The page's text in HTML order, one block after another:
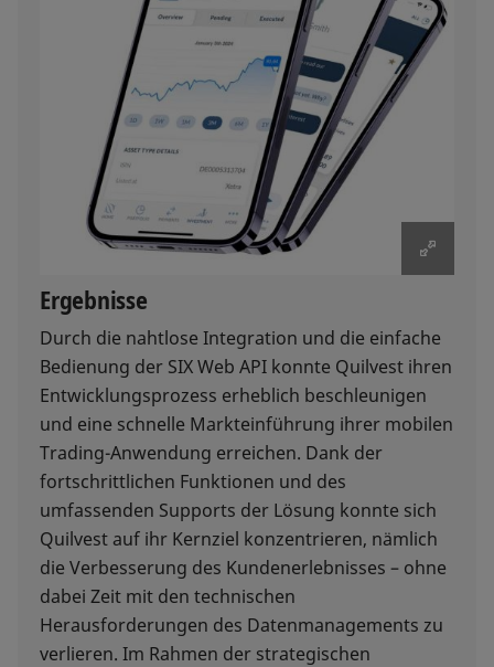
Ergebnisse
Durch die nahtlose Integration und die einfache
Bedienung der SIX Web API konnte Quilvest ihren
Entwicklungsprozess erheblich beschleunigen
und eine schnelle Markteinführung ihrer mobilen
Trading-Anwendung erreichen. Dank der
fortschrittlichen Funktionen und des
umfassenden Supports der Lösung konnte sich
Quilvest auf ihr Kernziel konzentrieren, nämlich
die Verbesserung des Kundenerlebnisses – ohne
dabei Zeit mit den technischen
Herausforderungen des Datenmanagements zu
verlieren. Im Rahmen der strategischen